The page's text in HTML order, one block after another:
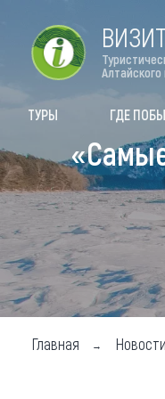
Форум VISIT
Туры
ВИЗИТ
Алтайского
ТУРЫ ГДЕ
Главная Новости